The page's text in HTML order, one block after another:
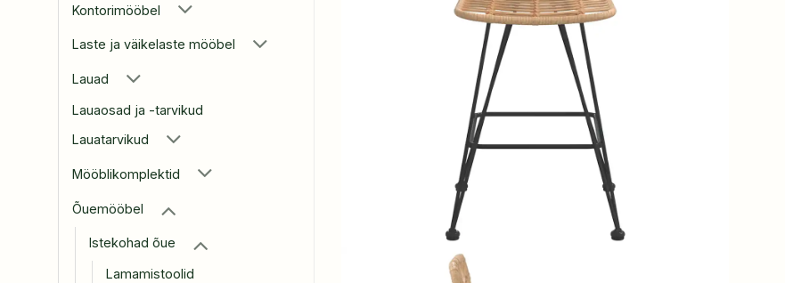
Kontorimööbel
Laste ja väikelaste mööbel
Lauad
Lauaosad ja -tarvikud
Lauatarvikud
Mööblikomplektid
Õuemööbel
Istekohad õue
Lamamistoolid